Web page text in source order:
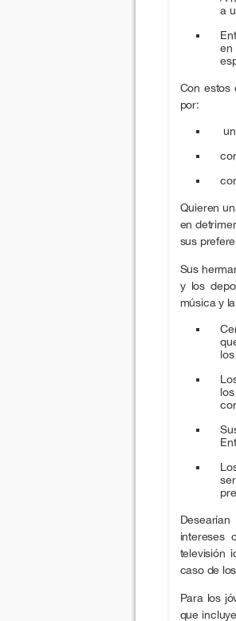
a
en
Con estos
por:
Quieren
en
sus
Sus
y los
música y
intereses
televisión
caso de
Para los
que